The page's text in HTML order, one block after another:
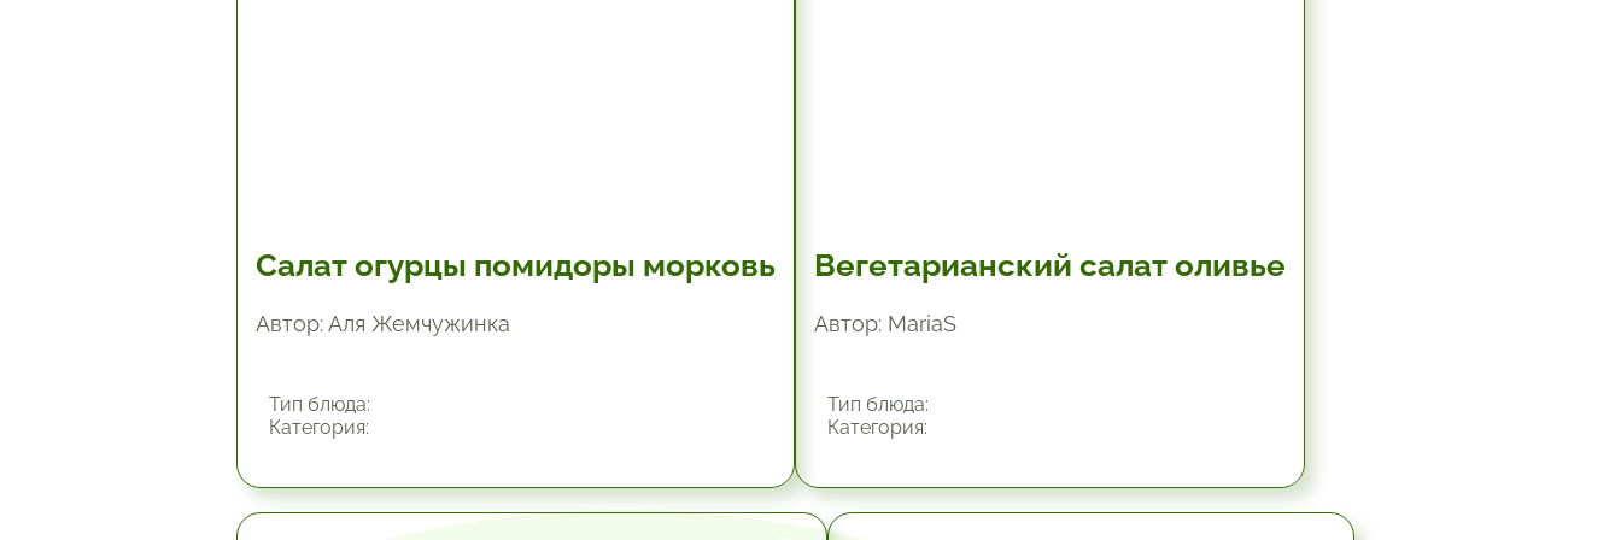
Салат огурцы помидоры морковь
Автор: Аля Жемчужинка
Тип блюда:
Категория:
Вегетарианский салат оливье
Автор: MariaS
Тип блюда:
Категория: